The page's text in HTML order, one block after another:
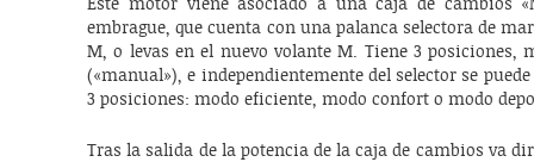
Este motor viene asociado a una caja de cambios
embrague, que cuenta con una palanca selectora de
M, o levas en el nuevo volante M. Tiene 3 posiciones,
(«manual»), e independientemente del selector se
3 posiciones: modo eficiente, modo confort o modo
Tras la salida de la potencia de la caja de cambios va